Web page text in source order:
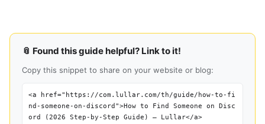
📎 Found this guide helpful? Link to it!
Copy this snippet to share on your website or blog:
<a href="https://com.lullar.com/th/guide/how-to-fi
nd-someone-on-discord">How to Find Someone on Disc
ord (2026 Step-by-Step Guide) — Lullar</a>